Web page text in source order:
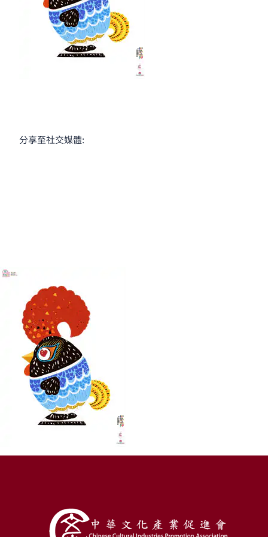
分享至社交媒體: